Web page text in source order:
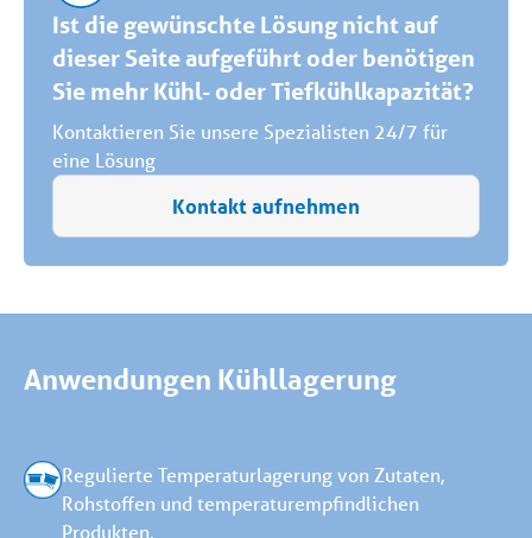
Ist die gewünschte Lösung nicht auf
dieser Seite aufgeführt oder benötigen
Sie mehr Kühl- oder Tiefkühlkapazität?
Kontaktieren Sie unsere Spezialisten 24/7 für
eine Lösung
Kontakt aufnehmen
Anwendungen Kühllagerung
Regulierte Temperaturlagerung von Zutaten,
Rohstoffen und temperaturempfindlichen
Produkten.